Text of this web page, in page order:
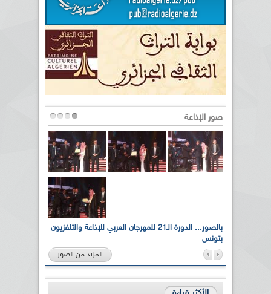
صور الإذاعة
بالصور... الدورة الـ21 للمهرجان العربي للإذاعة والتلفزيون
بتونس
المزيد من الصور